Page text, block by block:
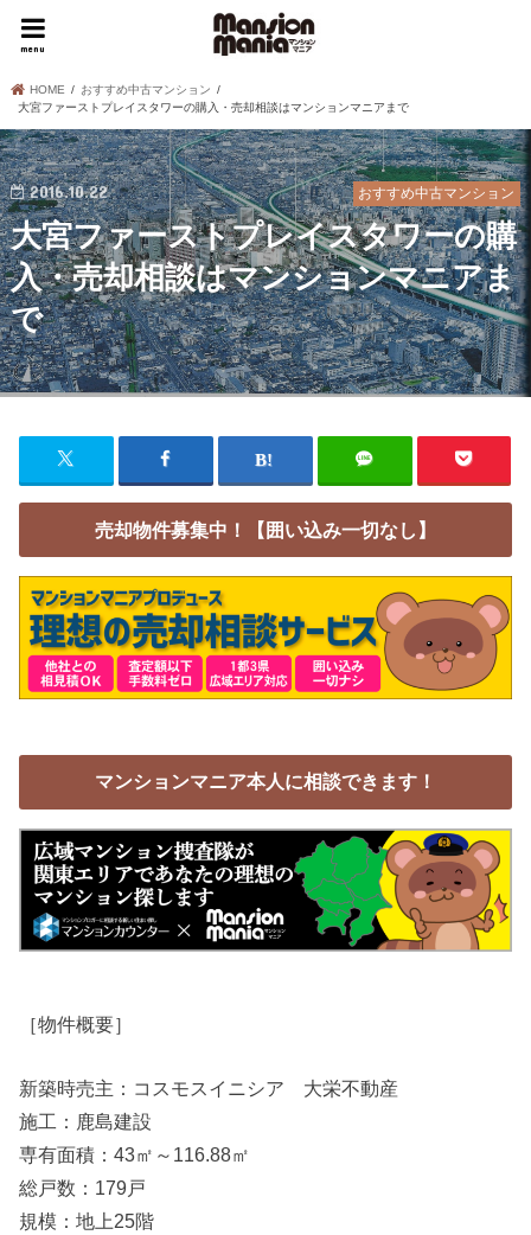
menu
HOME
おすすめ中古マンション
大宮ファーストプレイスタワーの購入・売却相談はマンションマニアまで
おすすめ中古マンション
2016.10.22
大宮ファーストプレイスタワーの購
入・売却相談はマンションマニアま
で
売却物件募集中！【囲い込み一切なし】
マンションマニア本人に相談できます！
［物件概要］
新築時売主：コスモスイニシア 大栄不動産
施工：鹿島建設
専有面積：43㎡～116.88㎡
総戸数：179戸
規模：地上25階